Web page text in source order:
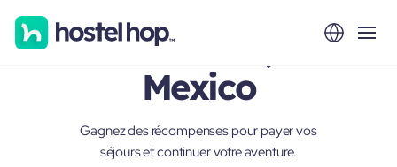
Cozumel,
Mexico
Gagnez des récompenses pour payer vos
séjours et continuer votre aventure.